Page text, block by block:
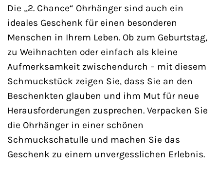
Die „2. Chance“ Ohrhänger sind auch ein
ideales Geschenk für einen besonderen
Menschen in Ihrem Leben. Ob zum Geburtstag,
zu Weihnachten oder einfach als kleine
Aufmerksamkeit zwischendurch – mit diesem
Schmuckstück zeigen Sie, dass Sie an den
Beschenkten glauben und ihm Mut für neue
Herausforderungen zusprechen. Verpacken Sie
die Ohrhänger in einer schönen
Schmuckschatulle und machen Sie das
Geschenk zu einem unvergesslichen Erlebnis.